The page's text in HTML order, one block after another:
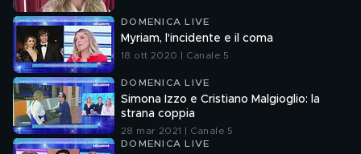
DOMENICA LIVE
Myriam, l'incidente e il coma
18 ott 2020 | Canale 5
DOMENICA LIVE
Simona Izzo e Cristiano Malgioglio: la
strana coppia
28 mar 2021 | Canale 5
DOMENICA LIVE